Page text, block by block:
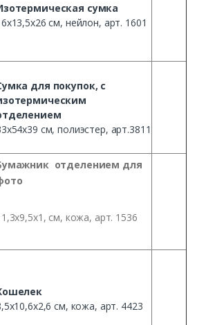
сумка
,5х26 см, нейлон, арт. 1601
для покупок, с
см,полиэстер, арт.3811
отделением для
3х9,5х1 , см, кожа, арт. 1536
5х10,6х2,6см, кожа, арт. 4423